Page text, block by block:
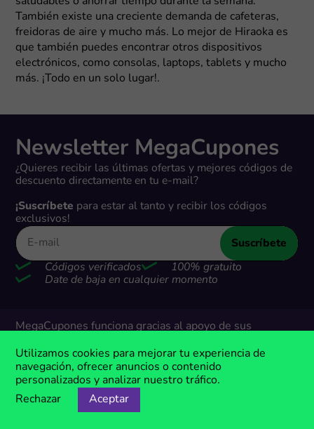
También existe una creciente demanda de cafeteras,
freidoras de aire y mucho más. Lo mejor de Hiraoka es
que también puedes encontrar otros dispositivos
electrónicos, como consolas, laptops, tablets y mucho
más. ¡Todo en un solo lugar!.
Newsletter MegaCupones
¿Quieres recibir las últimas ofertas y mejores códigos de
descuento directamente en tu e-mail?
¡Suscríbete para estar al tanto y recibir los códigos
exclusivos!
Suscríbete
Códigos verificados
100% gratuito
Date de baja en cualquier momento
MegaCupones funciona gracias al apoyo de sus
enlaces en nuestro sitio web, podemos ganar una
pequeña comisión de nuestros socios.
Utilizamos cookies para mejorar tu experiencia de
navegación, ofrecer anuncios o contenido
personalizados y analizar nuestro tráfico.
Rechazar
Aceptar